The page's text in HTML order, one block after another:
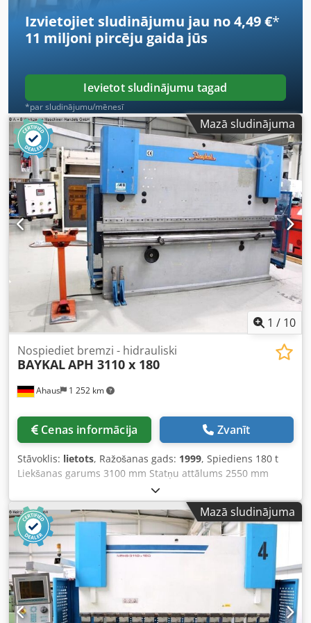
Izvietojiet sludinājumu jau no 4,49 €*
11 miljoni pircēju gaida jūs
Ievietot sludinājumu tagad
*par sludinājumu/mēnesī
Mazā sludinājuma
1 / 10
Ahaus 1 252 km
Nospiediet bremzi - hidrauliski
BAYKALAPH 3110 x 180
Cenas informācija Zvanīt
Stāvoklis: lietots, Ražošanas gads: 1999, Spiediens 180 t
Liekšanas garums 3100 mm Statņu attālums 2550 mm
Izstiepums 310 mm Gājiens 200 mm Pieejas ātrums 80,0
mm/sek Darba ātrums 10,0 mm/sek Atgriešanās ātrums
58,0 mm/sek Iebūves augstums 385 mm Galds platums 240
mm Darba augstums 885 / 1050 mm Eļļas tilpums 180 ltr.
Kopējais jaudas patēriņš 15,0 kW Mašīnas svars apm. 9850
kg Izmēri (G x P x A) 4200 x 1750 x 2450 mm No apkopes
darbnīcas Labi uzturēts stāvoklis (!!) - Pārbaudītā stāvoklī -
mašīnas video - ?v=o_t9BBMsNNs Aprīkojums: - Vienkārša,
konvencionāla elektrohidrauliskā liekšanas prese * ar
vērpes vārpstu augšējās sijas paralelitātes nodrošināšanai
Mazā sludinājuma